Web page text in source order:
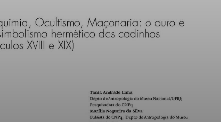
Pintores jovens
emoções e ideias,